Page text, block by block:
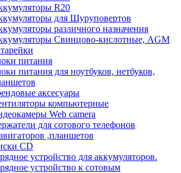
R20
для Шуруповертов
различного назначения
Свинцово-кислотные, AGM
питания
питания для ноутбуков, нетбуков,
аксесуары
компьютерные
Web camera
для сотового телефонов
,планшетов
CD
устройство для аккумуляторов.
устройство к сотовым